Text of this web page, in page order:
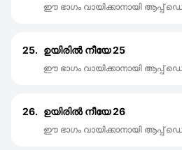
ഈ ഭാഗം വായിക്കാനായി
25. ഉയിരിൽ നീയേ 25
ഈ ഭാഗം വായിക്കാനായി
26. ഉയിരിൽ നീയേ 26
ഈ ഭാഗം വായിക്കാനായി